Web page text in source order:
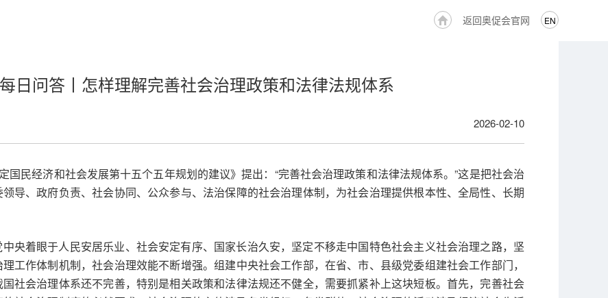
EN
返回奥促会官网
日问答丨怎样理解完善社会治理政策和法律法规体系
2026-02-10
民经济和社会发展第十五个五年规划的建议》提出：“完善社会治理政策和法律法规体系。”这是把社会治
导、政府负责、社会协同、公众参与、法治保障的社会治理体制，为社会治理提供根本性、全局性、长期
央着眼于人民安居乐业、社会安定有序、国家长治久安，坚定不移走中国特色社会主义社会治理之路，坚
工作体制机制，社会治理效能不断增强。组建中央社会工作部，在省、市、县级党委组建社会工作部门，
社会治理体系还不完善，特别是相关政策和法律法规还不健全，需要抓紧补上这块短板。首先，完善社会